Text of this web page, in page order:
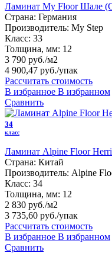
Ламинат My Floor Шале
Страна: Германия
Производитель: My Step
Класс: 33
Толщина, мм: 12
3 790 руб./м2
4 900,47 руб./упак
Рассчитать стоимость
В избранное В избранном
Сравнить
34
класс
Ламинат Alpine Floor
Страна: Китай
Производитель: Alpine
Класс: 34
Толщина, мм: 12
2 830 руб./м2
3 735,60 руб./упак
Рассчитать стоимость
В избранное В избранном
Сравнить